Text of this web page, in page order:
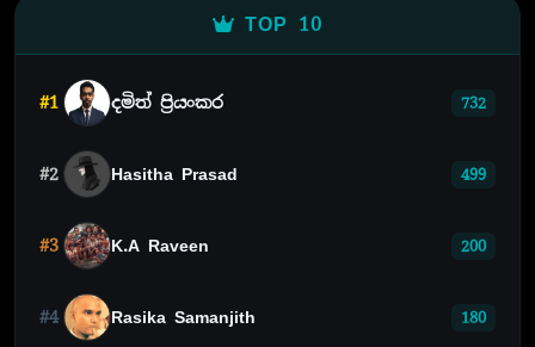
TOP 10
#1 දමිත් ප්‍රියංකර 732
#2 Hasitha Prasad 499
#3 K.A Raveen 200
#4 Rasika Samanjith 180